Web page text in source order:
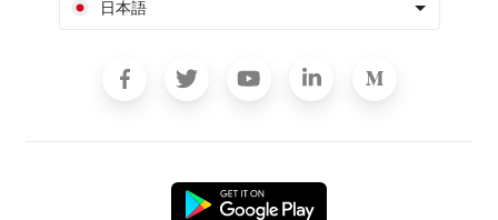
日本語